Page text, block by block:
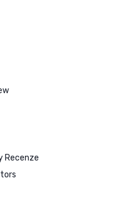
Recenze